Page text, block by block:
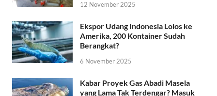
12 November 2025
Ekspor Udang Indonesia Lolos ke
Amerika, 200 Kontainer Sudah
Berangkat?
6 November 2025
Kabar Proyek Gas Abadi Masela
yang Lama Tak Terdengar? Masuk